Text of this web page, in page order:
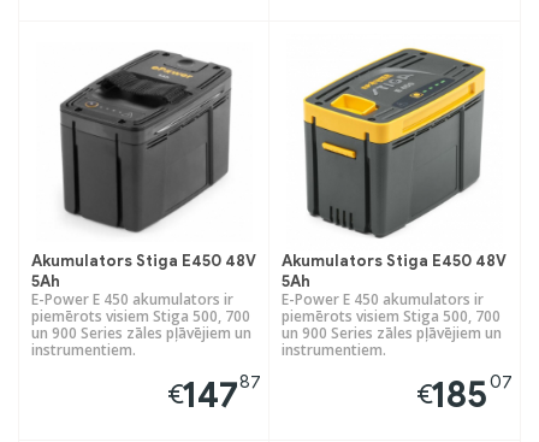
Akumulators Stiga E450 48V
5Ah
E-Power E 450 akumulators ir
piemērots visiem Stiga 500, 700
un 900 Series zāles pļāvējiem un
instrumentiem.
€14787
Akumulators Stiga E450 48V
5Ah
E-Power E 450 akumulators ir
piemērots visiem Stiga 500, 700
un 900 Series zāles pļāvējiem un
instrumentiem.
€18507